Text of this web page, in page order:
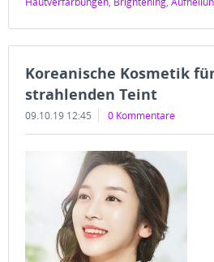
Koreanische Kosmetik
strahlenden Teint
09.10.19 12:45 0 Kommentare